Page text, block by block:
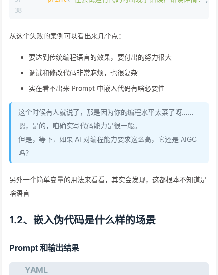
38
从这个失败的案例可以看出来几个点：
要达到传统编程语言的效果，要付出的努力很大
调试和修改代码非常麻烦，也很复杂
实在看不出来 Prompt 中嵌入代码有啥必要性
这个时候有人就说了，那是因为你的编程水平太菜了呀……
嗯，是的，咱确实写代码能力是很一般。
但是，等下，如果 AI 对编程能力要求这么高，它还是 AIGC
吗？
另外一个简单变量的用法来看看，其实会发现，这都根本不知道是
啥语言
1.2、嵌入伪代码是什么样的场景
Prompt 和输出结果
YAML